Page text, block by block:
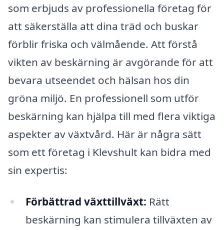
som erbjuds av professionella företag för
att säkerställa att dina träd och buskar
förblir friska och välmående. Att förstå
vikten av beskärning är avgörande för att
bevara utseendet och hälsan hos din
gröna miljö. En professionell som utför
beskärning kan hjälpa till med flera viktiga
aspekter av växtvård. Här är några sätt
som ett företag i Klevshult kan bidra med
sin expertis:
Förbättrad växttillväxt: Rätt
beskärning kan stimulera tillväxten av